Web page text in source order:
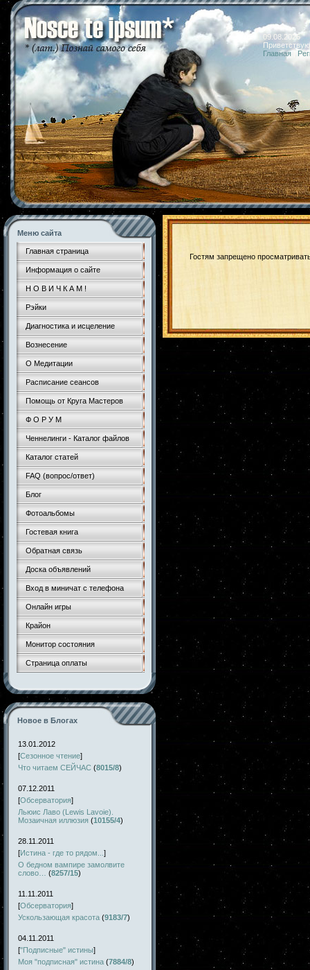
09.08.2026
Главная
Меню сайта
Главная страница
Информация о сайте
Н О В И Ч К А М !
Рэйки
Диагностика и исцеление
Вознесение
О Медитации
Расписание сеансов
Помощь от Круга Мастеров
Ф О Р У М
Ченнелинги - Каталог файлов
Каталог статей
FAQ (вопрос/ответ)
Блог
Фотоальбомы
Гостевая книга
Обратная связь
Доска объявлений
Вход в миничат с телефона
Онлайн игры
Крайон
Монитор состояния
Страница оплаты
Новое в Блогах
13.01.2012
[Сезонное чтение]
Что читаем СЕЙЧАС (8015/8)
07.12.2011
[Обсерватория]
Льюис Лаво (Lewis Lavoie).
Мозаичная иллюзия (10155/4)
28.11.2011
[Истина - где то рядом... ]
О бедном вампире замолвите
слово…
(8257/15)
11.11.2011
[Обсерватория]
Ускользающая красота (9183/7)
04.11.2011
["Подписные" истины]
Моя "подписная" истина (7884/8)
Гостям запрещено